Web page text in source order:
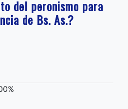
del peronismo para
de Bs. As.?